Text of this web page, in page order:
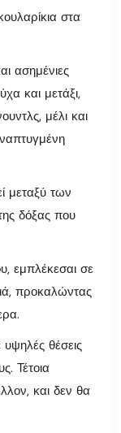
στα
ασημένιες
και μετάξι,
μέλι και
μεταξύ των
δόξας που
εμπλέκεσαι σε
προκαλώντας
θέσεις
Τέτοια
και δεν θα